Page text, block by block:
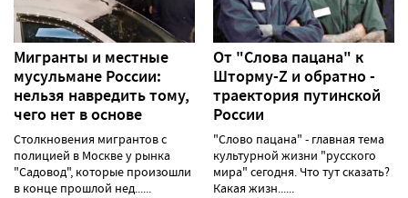
Мигранты и местные
мусульмане России:
нельзя навредить тому,
чего нет в основе
Столкновения мигрантов с
полицией в Москве у рынка
"Садовод", которые произошли
в конце прошлой нед......
От "Слова пацана" к
Шторму-Z и обратно -
траектория путинской
России
"Слово пацана" - главная тема
культурной жизни "русского
мира" сегодня. Что тут сказать?
Какая жизн......